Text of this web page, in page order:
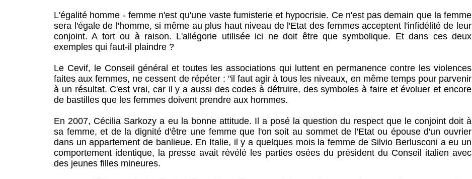
L'égalité homme - femme n'est qu'une vaste fumisterie et hypocrisie. Ce n'est pas demain que la femme
sera l'égale de l'homme, si même au plus haut niveau de l'Etat des femmes acceptent l'infidélité de leur
conjoint. A tort ou à raison. L'allégorie utilisée ici ne doit être que symbolique. Et dans ces deux
exemples qui faut-il plaindre ?
Le Cevif, le Conseil général et toutes les associations qui luttent en permanence contre les violences
faites aux femmes, ne cessent de répéter : "il faut agir à tous les niveaux, en même temps pour parvenir
à un résultat. C'est vrai, car il y a aussi des codes à détruire, des symboles à faire et évoluer et encore
de bastilles que les femmes doivent prendre aux hommes.
En 2007, Cécilia Sarkozy a eu la bonne attitude. Il a posé la question du respect que le conjoint doit à
sa femme, et de la dignité d'être une femme que l'on soit au sommet de l'Etat ou épouse d'un ouvrier
dans un appartement de banlieue. En Italie, il y a quelques mois la femme de Silvio Berlusconi a eu un
comportement identique, la presse avait révélé les parties osées du président du Conseil italien avec
des jeunes filles mineures.